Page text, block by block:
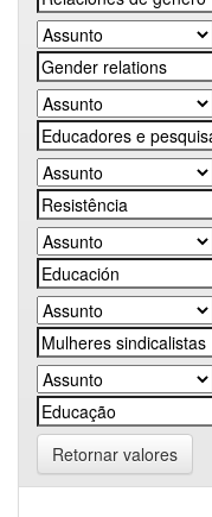
Retornar valores